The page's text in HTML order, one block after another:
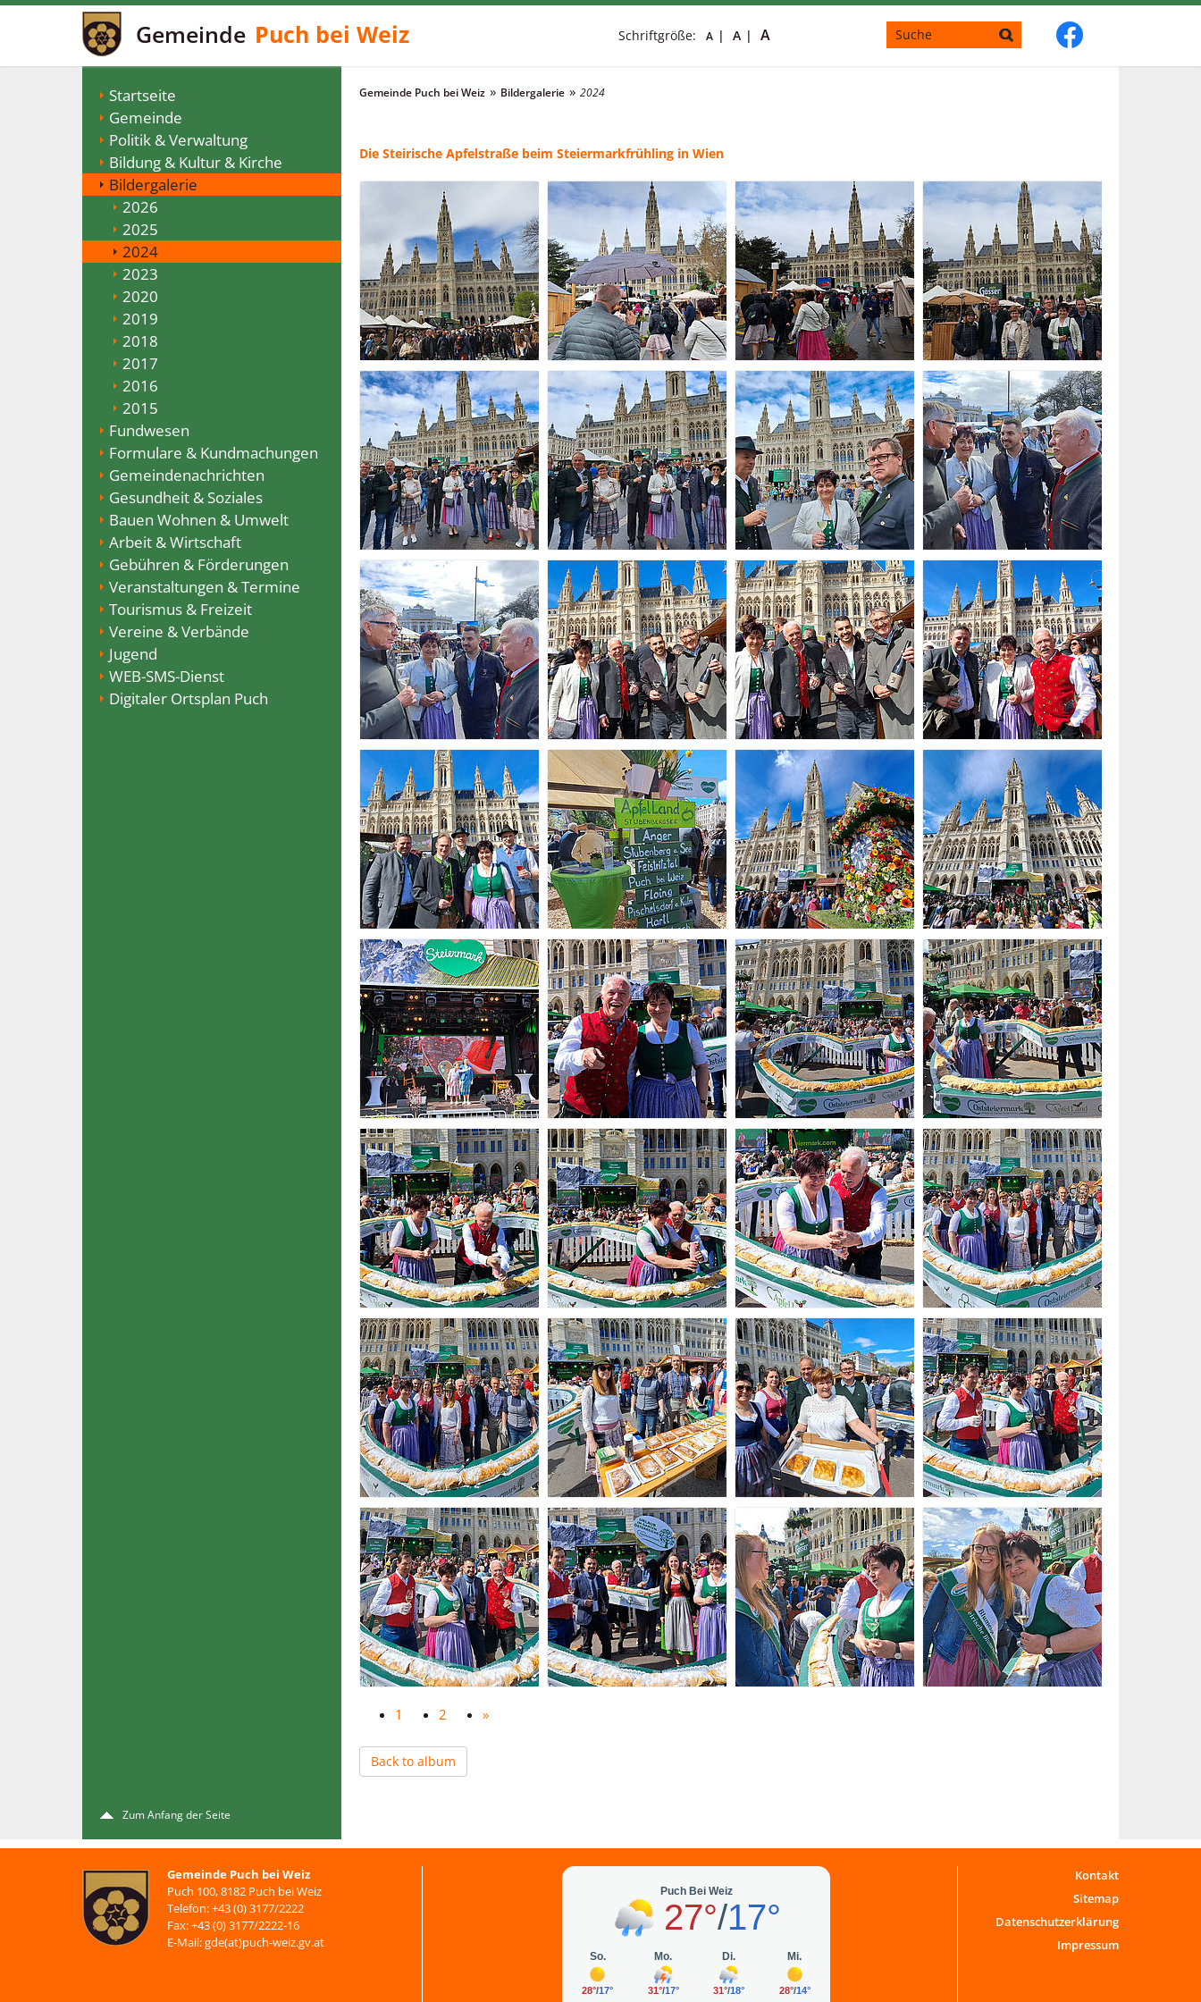
Gemeinde Puch bei Weiz Schriftgröße: A A A
Startseite
Gemeinde
Politik & Verwaltung
Bildung & Kultur & Kirche
Bildergalerie
2026
2025
2024
2023
2020
2019
2018
2017
2016
2015
Fundwesen
Formulare & Kundmachungen
Gemeindenachrichten
Gesundheit & Soziales
Bauen Wohnen & Umwelt
Arbeit & Wirtschaft
Gebühren & Förderungen
Veranstaltungen & Termine
Tourismus & Freizeit
Vereine & Verbände
Jugend
WEB-SMS-Dienst
Digitaler Ortsplan Puch
Zum Anfang der Seite
Gemeinde Puch bei Weiz Bildergalerie 2024
Die Steirische Apfelstraße beim Steiermarkfrühling in Wien
1 2 »
Back to album
Gemeinde Puch bei Weiz
Puch 100, 8182 Puch bei Weiz
Telefon: +43 (0) 3177/2222
Fax: +43 (0) 3177/2222-16
E-Mail: gde(at)puch-weiz.gv.at
Kontakt
Sitemap
Datenschutzerklärung
Impressum